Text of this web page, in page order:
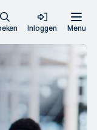
Inloggen Menu